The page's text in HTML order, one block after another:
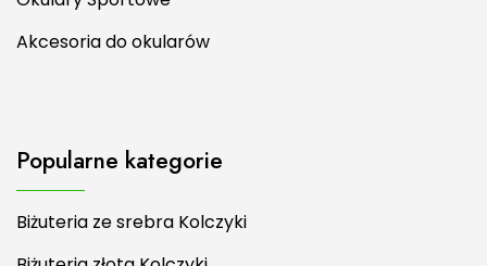
Akcesoria do okularów
Popularne kategorie
Biżuteria ze srebra Kolczyki